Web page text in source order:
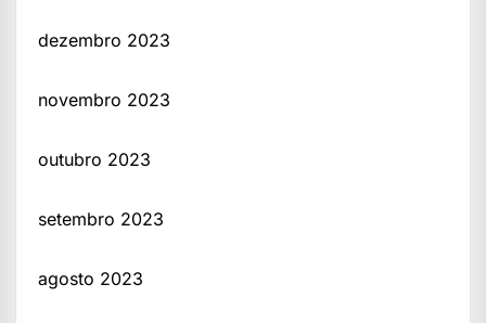
dezembro 2023
novembro 2023
outubro 2023
setembro 2023
agosto 2023